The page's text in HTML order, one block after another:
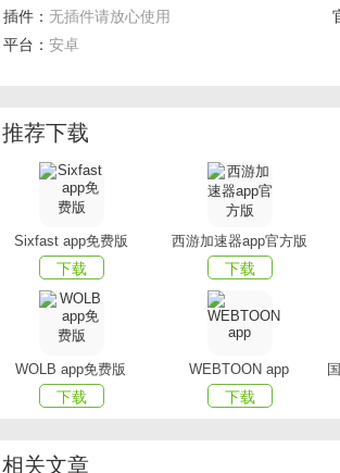
4.一键免费下载，离线收听，免费流量，
-这是一个非常流行的音频小说软件，有
-你想听到的一切都在这里，各种小说主
-有各种各样的书，所有的书籍都是免费
-这是一个无需任何费用就能听到声音的
插件： 无插件请放心使用
平台： 安卓
推荐下载
Sixfast app免费版
下载
西游加速器app官方版
下载
WOLB app免费版
下载
WEBTOON app
下载
相关文章